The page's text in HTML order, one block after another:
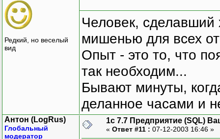
Редкий, но веселый
вид
Человек, сделавший
мишенью для всех
Опыт - это то, что
так необходим...
Бывают минуты,
деланное часами и
Антон (LogRus)
Глобальный
модератор
1с 7.7 Предприятие (SQL)
« Ответ #11 : 07-12-2003 16:46 »